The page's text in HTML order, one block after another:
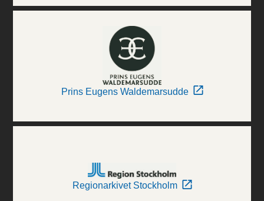
Prins Eugens Waldemarsudde
Regionarkivet Stockholm